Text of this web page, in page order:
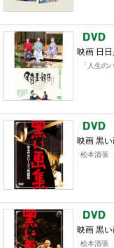
映画 日
「人生の
映画 黒
松本清張
映画 黒
松本清張